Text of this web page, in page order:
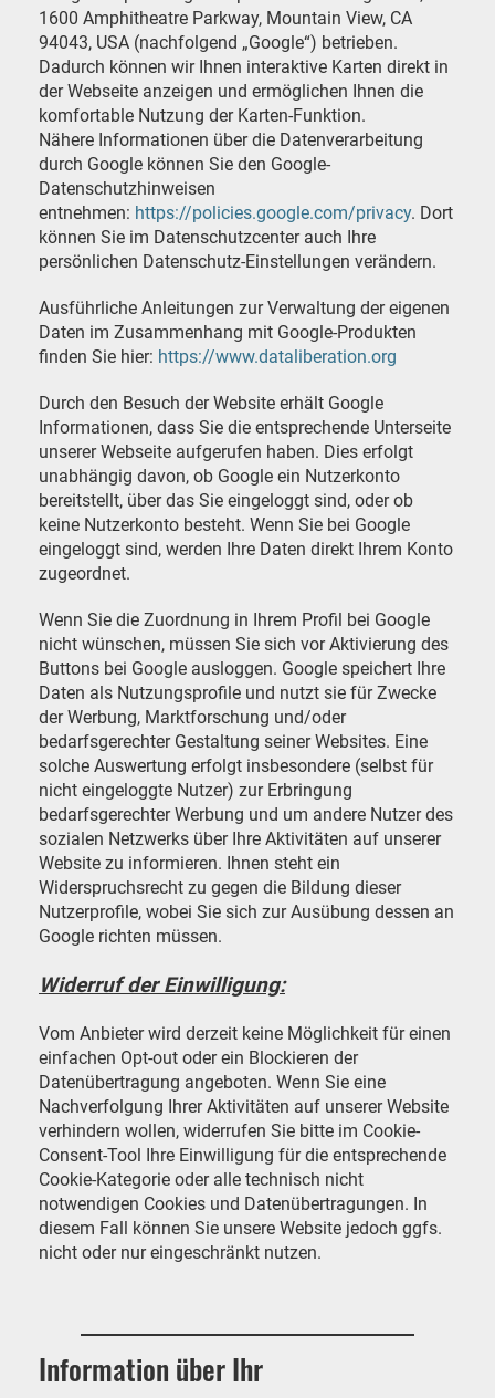
1600 Amphitheatre Parkway, Mountain View, CA
94043, USA (nachfolgend „Google“) betrieben.
Dadurch können wir Ihnen interaktive Karten direkt in
der Webseite anzeigen und ermöglichen Ihnen die
komfortable Nutzung der Karten-Funktion.
Nähere Informationen über die Datenverarbeitung
durch Google können Sie den Google-
Datenschutzhinweisen
entnehmen: https://policies.google.com/privacy. Dort
können Sie im Datenschutzcenter auch Ihre
persönlichen Datenschutz-Einstellungen verändern.
Ausführliche Anleitungen zur Verwaltung der eigenen
Daten im Zusammenhang mit Google-Produkten
finden Sie hier: https://www.dataliberation.org
Durch den Besuch der Website erhält Google
Informationen, dass Sie die entsprechende Unterseite
unserer Webseite aufgerufen haben. Dies erfolgt
unabhängig davon, ob Google ein Nutzerkonto
bereitstellt, über das Sie eingeloggt sind, oder ob
keine Nutzerkonto besteht. Wenn Sie bei Google
eingeloggt sind, werden Ihre Daten direkt Ihrem Konto
zugeordnet.
Wenn Sie die Zuordnung in Ihrem Profil bei Google
nicht wünschen, müssen Sie sich vor Aktivierung des
Buttons bei Google ausloggen. Google speichert Ihre
Daten als Nutzungsprofile und nutzt sie für Zwecke
der Werbung, Marktforschung und/oder
bedarfsgerechter Gestaltung seiner Websites. Eine
solche Auswertung erfolgt insbesondere (selbst für
nicht eingeloggte Nutzer) zur Erbringung
bedarfsgerechter Werbung und um andere Nutzer des
sozialen Netzwerks über Ihre Aktivitäten auf unserer
Website zu informieren. Ihnen steht ein
Widerspruchsrecht zu gegen die Bildung dieser
Nutzerprofile, wobei Sie sich zur Ausübung dessen an
Google richten müssen.
Widerruf der Einwilligung:
Vom Anbieter wird derzeit keine Möglichkeit für einen
einfachen Opt-out oder ein Blockieren der
Datenübertragung angeboten. Wenn Sie eine
Nachverfolgung Ihrer Aktivitäten auf unserer Website
verhindern wollen, widerrufen Sie bitte im Cookie-
Consent-Tool Ihre Einwilligung für die entsprechende
Cookie-Kategorie oder alle technisch nicht
notwendigen Cookies und Datenübertragungen. In
diesem Fall können Sie unsere Website jedoch ggfs.
nicht oder nur eingeschränkt nutzen.
Information über Ihr